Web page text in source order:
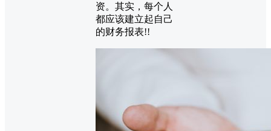
资。其实，每个人
都应该建立起自己
的财务报表!!